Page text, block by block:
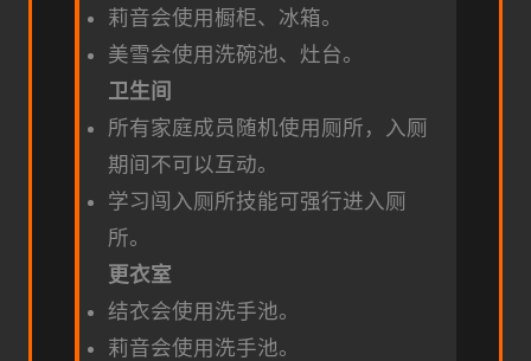
莉音会使用橱柜、冰箱。
美雪会使用洗碗池、灶台。
卫生间
所有家庭成员随机使用厕所，入厕
期间不可以互动。
学习闯入厕所技能可强行进入厕
所。
更衣室
结衣会使用洗手池。
莉音会使用洗手池。